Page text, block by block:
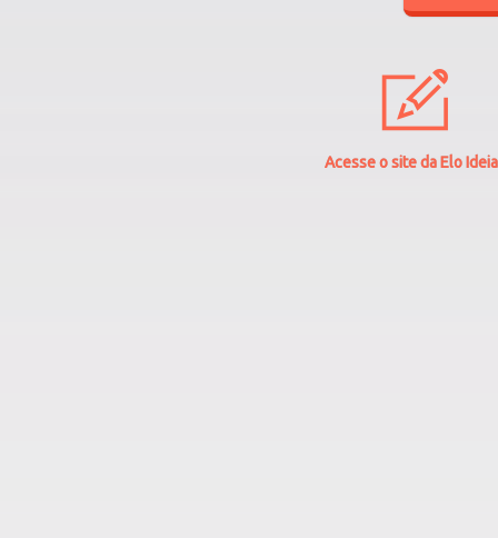
Acesse o site da Elo